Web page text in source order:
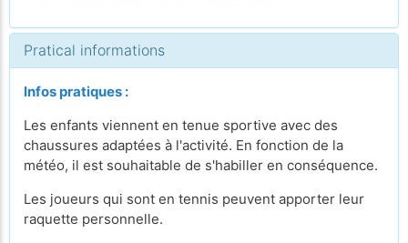
Pratical informations
Infos pratiques :
Les enfants viennent en tenue sportive avec des
chaussures adaptées à l'activité. En fonction de la
météo, il est souhaitable de s'habiller en conséquence.
Les joueurs qui sont en tennis peuvent apporter leur
raquette personnelle.